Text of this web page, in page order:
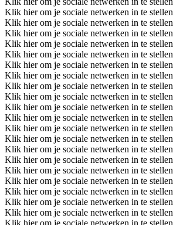
Klik hier om je sociale netwerken in te stellen
Klik hier om je sociale netwerken in te stellen
Klik hier om je sociale netwerken in te stellen
Klik hier om je sociale netwerken in te stellen
Klik hier om je sociale netwerken in te stellen
Klik hier om je sociale netwerken in te stellen
Klik hier om je sociale netwerken in te stellen
Klik hier om je sociale netwerken in te stellen
Klik hier om je sociale netwerken in te stellen
Klik hier om je sociale netwerken in te stellen
Klik hier om je sociale netwerken in te stellen
Klik hier om je sociale netwerken in te stellen
Klik hier om je sociale netwerken in te stellen
Klik hier om je sociale netwerken in te stellen
Klik hier om je sociale netwerken in te stellen
Klik hier om je sociale netwerken in te stellen
Klik hier om je sociale netwerken in te stellen
Klik hier om je sociale netwerken in te stellen
Klik hier om je sociale netwerken in te stellen
Klik hier om je sociale netwerken in te stellen